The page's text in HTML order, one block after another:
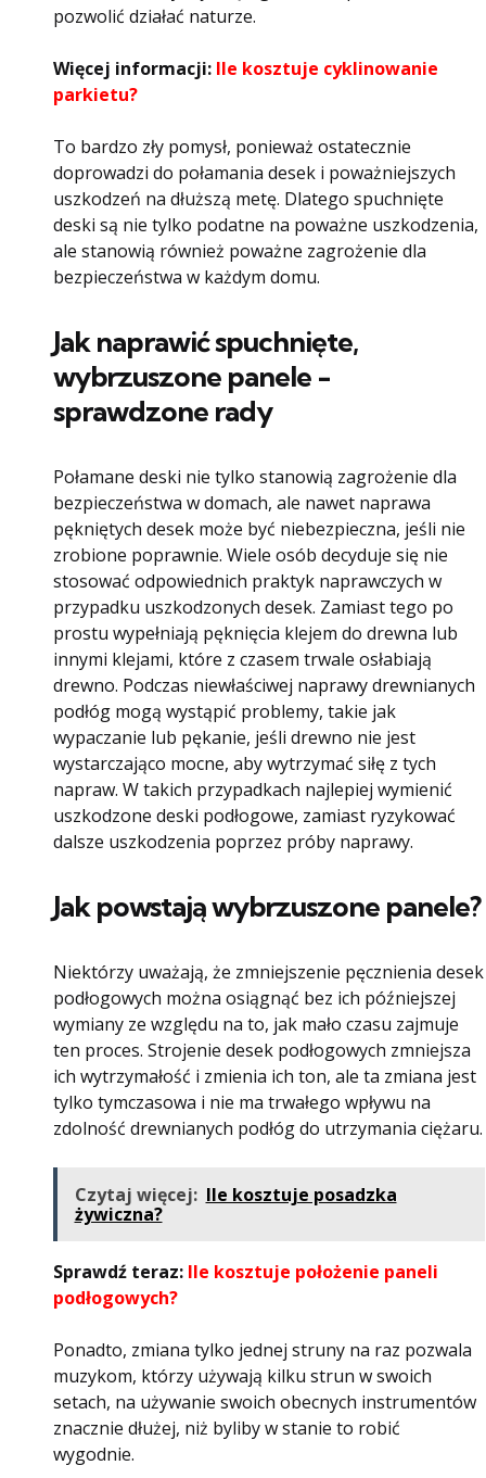
pozwolić działać naturze.
Więcej informacji: Ile kosztuje cyklinowanie
parkietu?
To bardzo zły pomysł, ponieważ ostatecznie
doprowadzi do połamania desek i poważniejszych
uszkodzeń na dłuższą metę. Dlatego spuchnięte
deski są nie tylko podatne na poważne uszkodzenia,
ale stanowią również poważne zagrożenie dla
bezpieczeństwa w każdym domu.
Jak naprawić spuchnięte,
wybrzuszone panele -
sprawdzone rady
Połamane deski nie tylko stanowią zagrożenie dla
bezpieczeństwa w domach, ale nawet naprawa
pękniętych desek może być niebezpieczna, jeśli nie
zrobione poprawnie. Wiele osób decyduje się nie
stosować odpowiednich praktyk naprawczych w
przypadku uszkodzonych desek. Zamiast tego po
prostu wypełniają pęknięcia klejem do drewna lub
innymi klejami, które z czasem trwale osłabiają
drewno. Podczas niewłaściwej naprawy drewnianych
podłóg mogą wystąpić problemy, takie jak
wypaczanie lub pękanie, jeśli drewno nie jest
wystarczająco mocne, aby wytrzymać siłę z tych
napraw. W takich przypadkach najlepiej wymienić
uszkodzone deski podłogowe, zamiast ryzykować
dalsze uszkodzenia poprzez próby naprawy.
Jak powstają wybrzuszone panele?
Niektórzy uważają, że zmniejszenie pęcznienia desek
podłogowych można osiągnąć bez ich późniejszej
wymiany ze względu na to, jak mało czasu zajmuje
ten proces. Strojenie desek podłogowych zmniejsza
ich wytrzymałość i zmienia ich ton, ale ta zmiana jest
tylko tymczasowa i nie ma trwałego wpływu na
zdolność drewnianych podłóg do utrzymania ciężaru.
Czytaj więcej: Ile kosztuje posadzka
żywiczna?
Sprawdź teraz: Ile kosztuje położenie paneli
podłogowych?
Ponadto, zmiana tylko jednej struny na raz pozwala
muzykom, którzy używają kilku strun w swoich
setach, na używanie swoich obecnych instrumentów
znacznie dłużej, niż byliby w stanie to robić
wygodnie.